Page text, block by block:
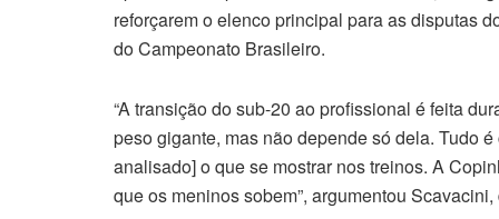
reforçarem o elenco principal para as disputas
do Campeonato Brasileiro.
“A transição do sub-20 ao profissional é feita
peso gigante, mas não depende só dela. Tudo
analisado] o que se mostrar nos treinos. A
que os meninos sobem”, argumentou Scavacini,